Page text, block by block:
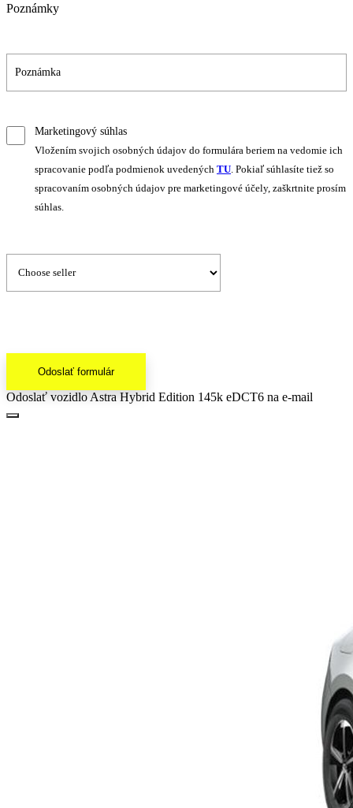
Poznámky
Marketingový súhlas
Vložením svojich osobných údajov do formulára beriem na vedomie ich
spracovanie podľa podmienok uvedených TU . Pokiaľ súhlasíte tiež so
spracovaním osobných údajov pre marketingové účely, zaškrtnite prosím
súhlas.
Odoslať formulár
Odoslať vozidlo Astra Hybrid Edition 145k eDCT6 na e-mail